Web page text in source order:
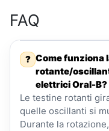
FAQ
? Come funziona
rotante/
elettrici Oral-B?
Le testine rotanti
quelle oscillanti si
Durante la